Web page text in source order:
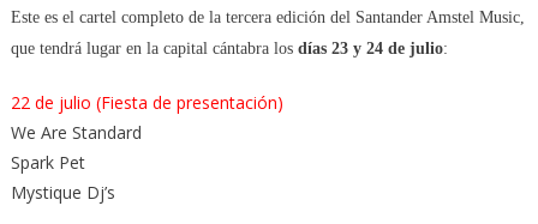
Completo
Para
Este es el cartel completo de la tercera edición del Santander Amstel Music,
que tendrá lugar en la capital cántabra los días 23 y 24 de julio:
22 de julio (Fiesta de presentación)
We Are Standard
Spark Pet
Mystique Dj’s